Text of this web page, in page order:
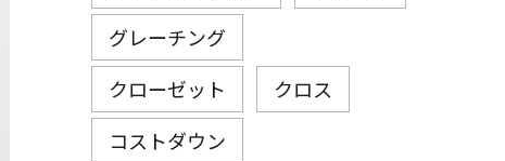
グレーチング
クローゼット
クロス
コストダウン